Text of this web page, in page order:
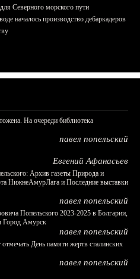
Северного морского пути
началось производство дебаркадеров
На очереди библиотека
павел попельский
Евгений Афанасьев
Архив газеты Природа и
НижнеАмурЛага и Последние выставки
павел попельский
Попельского 2023-2025 в Болгарии,
Город Амурск
павел попельский
День памяти жертв сталинских
павел попельский